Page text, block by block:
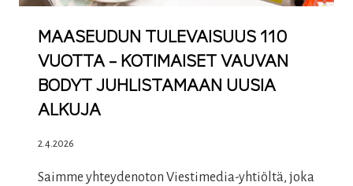
MAASEUDUN TULEVAISUUS 110
VUOTTA – KOTIMAISET VAUVAN
BODYT JUHLISTAMAAN UUSIA
ALKUJA
2.4.2026
Saimme yhteydenoton Viestimedia-yhtiöltä, joka